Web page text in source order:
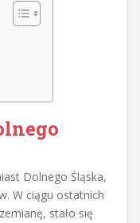
Dolnego Śląska,
W ciągu ostatnich
stało się